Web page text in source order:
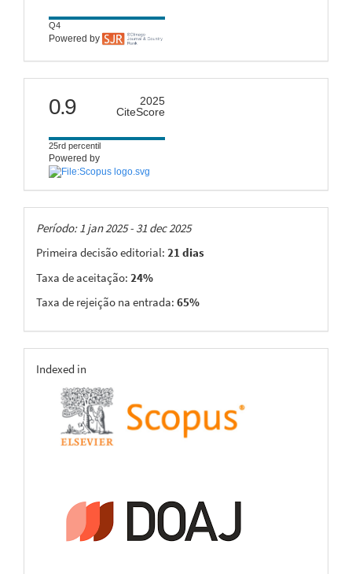
Q4
Powered by
citescore
0.9
2025
CiteScore
25rd percentil
Powered by
Taxas
Período: 1 jan 2025 - 31 dec 2025
Primeira decisão editorial: 21 dias
Taxa de aceitação: 24%
Taxa de rejeição na entrada: 65%
indexing
Indexed in